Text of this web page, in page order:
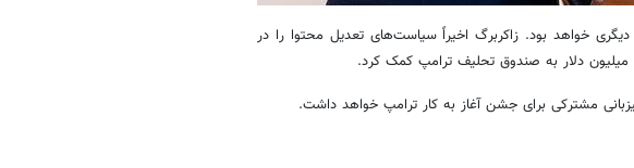
خواهد بود. زاکربرگ اخیراً سیاست‌های تعدیل محتوا را در
میلیون دلار به صندوق تحلیف ترامپ کمک کرد.
مشترکی برای جشن آغاز به کار ترامپ خواهد داشت.